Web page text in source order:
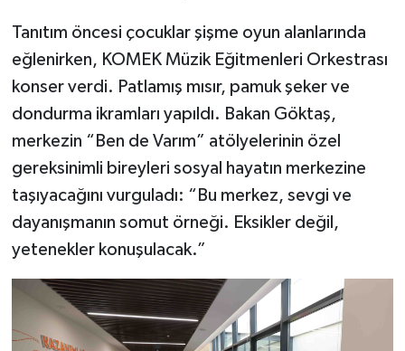
Tanıtım öncesi çocuklar şişme oyun alanlarında
eğlenirken, KOMEK Müzik Eğitmenleri Orkestrası
konser verdi. Patlamış mısır, pamuk şeker ve
dondurma ikramları yapıldı. Bakan Göktaş,
merkezin “Ben de Varım” atölyelerinin özel
gereksinimli bireyleri sosyal hayatın merkezine
taşıyacağını vurguladı: “Bu merkez, sevgi ve
dayanışmanın somut örneği. Eksikler değil,
yetenekler konuşulacak.”